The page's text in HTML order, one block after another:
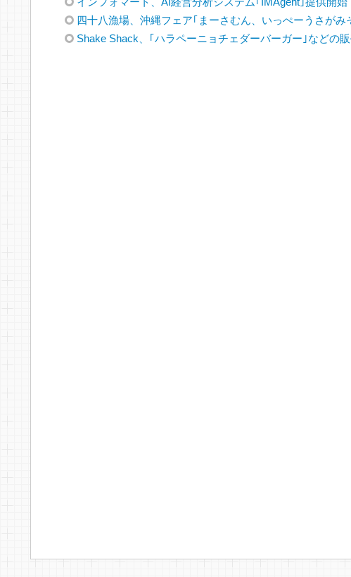
四十八漁場、沖縄フェア｢まーさむん、いっぺーうさがみ
Shake Shack、｢ハラペーニョチェダーバーガー｣などの